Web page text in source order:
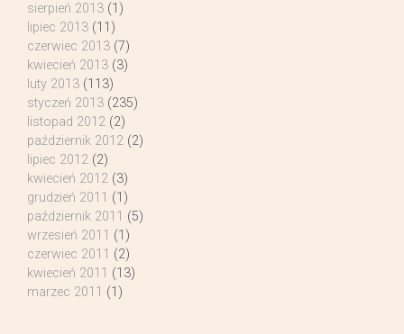
sierpień 2013 (1)
lipiec 2013 (11)
czerwiec 2013 (7)
kwiecień 2013 (3)
luty 2013 (113)
styczeń 2013 (235)
listopad 2012 (2)
październik 2012 (2)
lipiec 2012 (2)
kwiecień 2012 (3)
grudzień 2011 (1)
październik 2011 (5)
wrzesień 2011 (1)
czerwiec 2011 (2)
kwiecień 2011 (13)
marzec 2011 (1)